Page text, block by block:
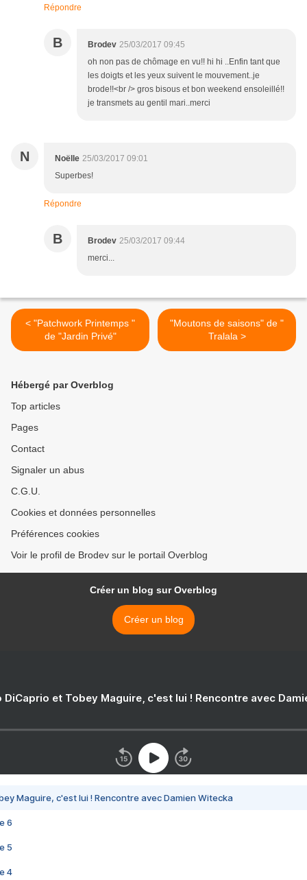
Répondre
B Brodev 25/03/2017 09:45
oh non pas de chômage en vu!! hi hi ..Enfin tant que
les doigts et les yeux suivent le mouvement..je
brode!!<br /> gros bisous et bon weekend ensoleillé!!
je transmets au gentil mari..merci
N Noëlle 25/03/2017 09:01
Superbes!
Répondre
B Brodev 25/03/2017 09:44
merci...
< "Patchwork Printemps "
de "Jardin Privé"
"Moutons de saisons" de "
Tralala >
Hébergé par Overblog
Top articles
Pages
Contact
Signaler un abus
C.G.U.
Cookies et données personnelles
Préférences cookies
Voir le profil de Brodev sur le portail Overblog
Créer un blog sur Overblog
Créer un blog
DiCaprio et Tobey Maguire, c'est lui ! Rencontre avec
Maguire, c'est lui ! Rencontre avec Damien Witecka
6
5
4